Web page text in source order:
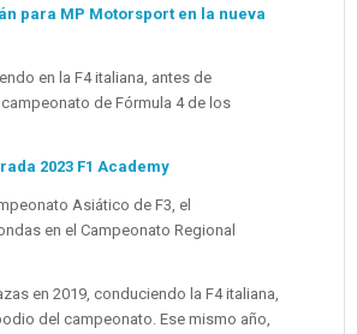
para MP Motorsport en la nueva
en la F4 italiana, antes de
de Fórmula 4 de los
2023 F1 Academy
Asiático de F3, el
en el Campeonato Regional
en 2019, conduciendo la F4 italiana,
del campeonato. Ese mismo año,